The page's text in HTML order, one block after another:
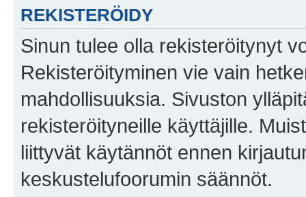
REKISTERÖIDY
Sinun tulee olla rekisteröitynyt
Rekisteröityminen vie vain
mahdollisuuksia. Sivuston
rekisteröityneille käyttäjille.
liittyvät käytännöt ennen
keskustelufoorumin säännöt.